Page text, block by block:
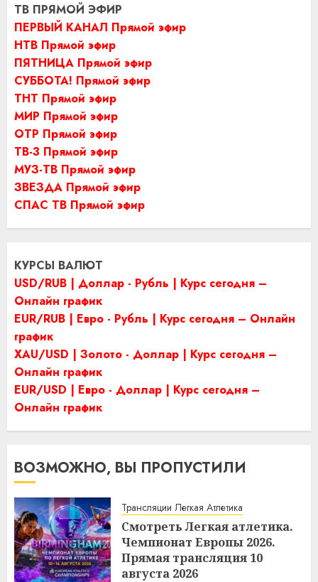
ТВ ПРЯМОЙ ЭФИР
ПЕРВЫЙ КАНАЛ Прямой эфир
НТВ Прямой эфир
ПЯТНИЦА Прямой эфир
СУББОТА! Прямой эфир
ТНТ Прямой эфир
МИР Прямой эфир
ОТР Прямой эфир
ТВ-3 Прямой эфир
МУЗ-ТВ Прямой эфир
ЗВЕЗДА Прямой эфир
СПАС ТВ Прямой эфир
КУРСЫ ВАЛЮТ
USD/RUB | Доллар - Рубль | Курс сегодня –
Онлайн график
EUR/RUB | Евро - Рубль | Курс сегодня – Онлайн
график
XAU/USD | Золото - Доллар | Курс сегодня –
Онлайн график
EUR/USD | Евро - Доллар | Курс сегодня –
Онлайн график
ВОЗМОЖНО, ВЫ ПРОПУСТИЛИ
Трансляции Легкая Атлетика
Смотреть Легкая атлетика.
Чемпионат Европы 2026.
Прямая трансляция 10
августа 2026